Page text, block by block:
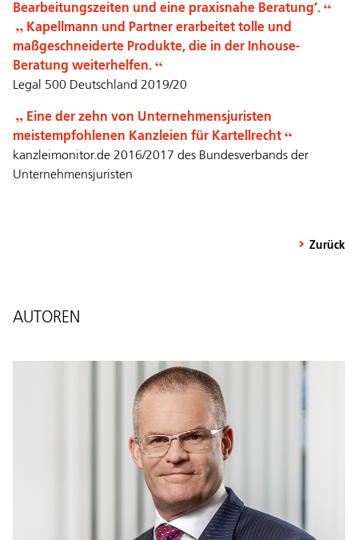
Bearbeitungszeiten und eine praxisnahe Beratung’.
Kapellmann und Partner erarbeitet tolle und
maßgeschneiderte Produkte, die in der Inhouse-
Beratung weiterhelfen.
Legal 500 Deutschland 2019/20
Eine der zehn von Unternehmensjuristen
meistempfohlenen Kanzleien für Kartellrecht
kanzleimonitor.de 2016/2017 des Bundesverbands der
Unternehmensjuristen
Zurück
AUTOREN